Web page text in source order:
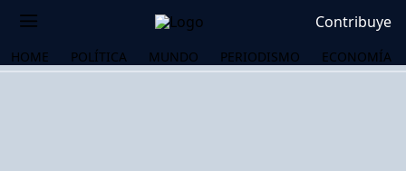
Contribuye
HOME POLÍTICA MUNDO PERIODISMO ECONOMÍA